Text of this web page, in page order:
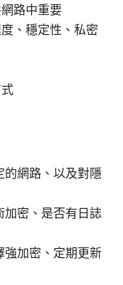
路中重要
、穩定性、私密
的網路、以及對隱
密、是否有日誌
強加密、定期更新